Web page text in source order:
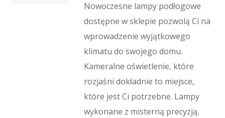
Ślub i Wesele
Weterynaryjne, Hodowla Zwierząt
Sprzątanie, Porządkowanie
Serwis
Inne Usługi
Odprężenie
Hotele i Noclegi
Podróże
Nowoczesne lampy podłogowe
dostępne w sklepie pozwolą Ci na
wprowadzenie wyjątkowego
klimatu do swojego domu.
Kameralne oświetlenie, które
rozjaśni dokładnie to miejsce,
które jest Ci potrzebne. Lampy
wykonane z misterną precyzją,